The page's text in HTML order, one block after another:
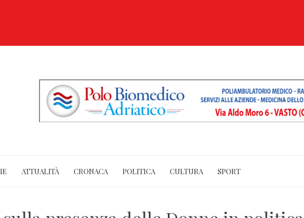
ATTUALITÀ CRONACA POLITICA CULTURA SPORT